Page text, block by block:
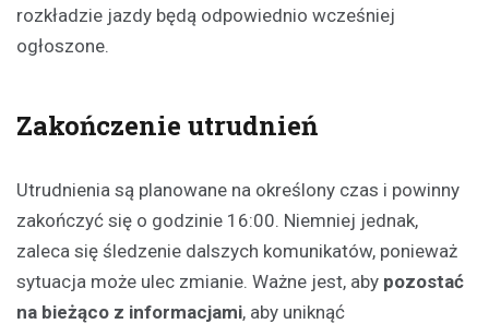
rozkładzie jazdy będą odpowiednio wcześniej
ogłoszone.
Zakończenie utrudnień
Utrudnienia są planowane na określony czas i powinny
zakończyć się o godzinie 16:00. Niemniej jednak,
zaleca się śledzenie dalszych komunikatów, ponieważ
sytuacja może ulec zmianie. Ważne jest, aby pozostać
na bieżąco z informacjami, aby uniknąć